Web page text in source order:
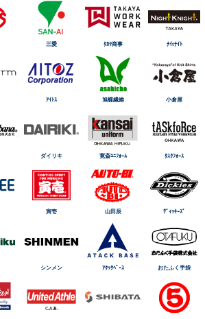
三愛 ﾀｶﾔ商事 ﾅｲtﾅｲﾄ
ｱｲﾄｽ 旭蝶繊維 小倉屋
ダイリキ 寛斎ﾕﾆﾌｫｰﾑ ﾀｽｸﾌｫｰｽ
寅壱 山田辰 ﾃﾞｨｯｷｰｽﾞ
シンメン ｱﾀｯｸﾍﾞｰｽ おたふく手袋